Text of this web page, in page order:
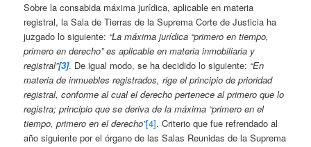
Sobre la consabida máxima jurídica, aplicable en materia
registral, la Sala de Tierras de la Suprema Corte de Justicia ha
juzgado lo siguiente: “La máxima jurídica “primero en tiempo,
primero en derecho” es aplicable en materia inmobiliaria y
registral”[3]. De igual modo, se ha decidido lo siguiente: “En
materia de inmuebles registrados, rige el principio de prioridad
registral, conforme al cual el derecho pertenece al primero que lo
registra; principio que se deriva de la máxima “primero en el
tiempo, primero en el derecho”[4]. Criterio que fue refrendado al
año siguiente por el órgano de las Salas Reunidas de la Suprema